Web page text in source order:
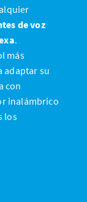
de voz
.
más
adaptar su
con
inalámbrico
los